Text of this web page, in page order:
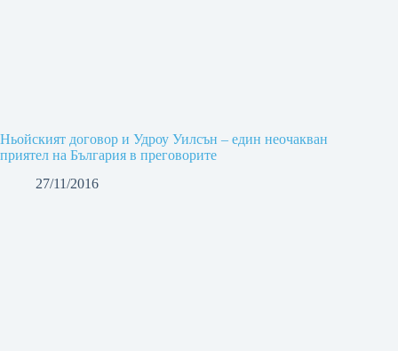
Ньойският договор и Удроу Уилсън – един неочакван
приятел на България в преговорите
27/11/2016